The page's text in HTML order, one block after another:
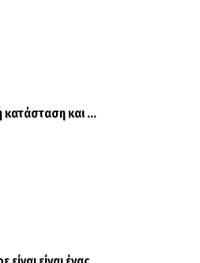
κατάσταση και ...